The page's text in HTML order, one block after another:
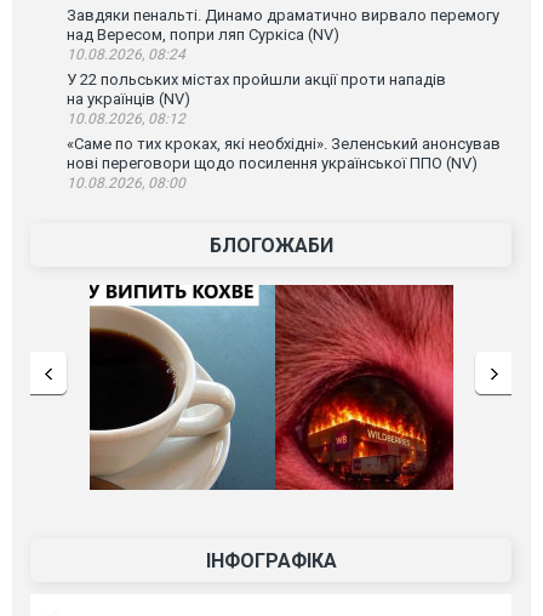
Завдяки пенальті. Динамо драматично вирвало перемогу
над Вересом, попри ляп Суркіса (NV)
10.08.2026, 08:24
У 22 польських містах пройшли акції проти нападів
на українців (NV)
10.08.2026, 08:12
«Саме по тих кроках, які необхідні». Зеленський анонсував
нові переговори щодо посилення української ППО (NV)
10.08.2026, 08:00
БЛОГОЖАБИ
ІНФОГРАФІКА